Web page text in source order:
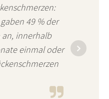
49 % der
an, innerhalb
einmal oder